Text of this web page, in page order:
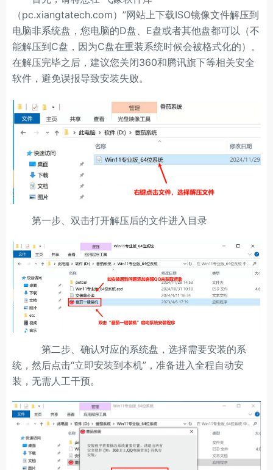
（pc.xiangtatech.com）”网站上下载ISO镜像文件解压到
电脑非系统盘，您电脑的D盘、E盘或者其他盘都可以（不
能解压到C盘，因为C盘在重装系统时候会被格式化的）。
在解压完毕之后，建议您关闭360和腾讯旗下等相关安全
软件，避免误报导致安装失败。
第一步、双击打开解压后的文件进入目录
第二步、确认对应的系统盘，选择需要安装的系
统，然后点击“立即安装到本机”，准备进入全程自动安
装，无需人工干预。